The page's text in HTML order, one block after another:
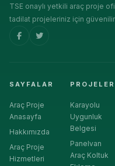
TSE onaylı yetkili araç proje
tadilat projeleriniz için güvenilir
SAYFALAR
Araç Proje
Anasayfa
Hakkımızda
Araç Proje
Hizmetleri
PROJELER
Karayolu
Uygunluk
Belgesi
Panelvan
Araç Koltuk